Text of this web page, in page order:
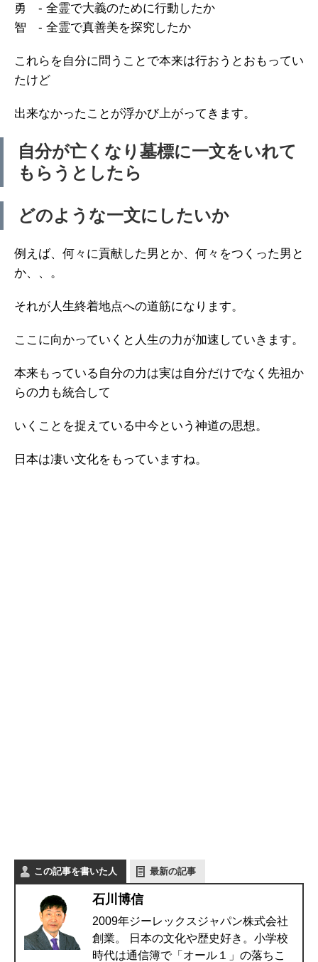
勇 - 全霊で大義のために行動したか
智 - 全霊で真善美を探究したか
これらを自分に問うことで本来は行おうとおもってい
たけど
出来なかったことが浮かび上がってきます。
自分が亡くなり墓標に一文をいれて
もらうとしたら
どのような一文にしたいか
例えば、何々に貢献した男とか、何々をつくった男と
か、、。
それが人生終着地点への道筋になります。
ここに向かっていくと人生の力が加速していきます。
本来もっている自分の力は実は自分だけでなく先祖か
らの力も統合して
いくことを捉えている中今という神道の思想。
日本は凄い文化をもっていますね。
この記事を書いた人 最新の記事
石川博信
2009年ジーレックスジャパン株式会社
創業。 日本の文化や歴史好き。小学校
時代は通信簿で「オール１」の落ちこ